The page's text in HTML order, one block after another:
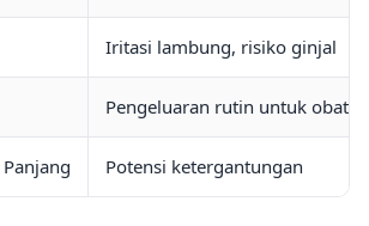
Iritasi lambung, risiko ginjal
Pengeluaran rutin untuk obat
Potensi ketergantungan